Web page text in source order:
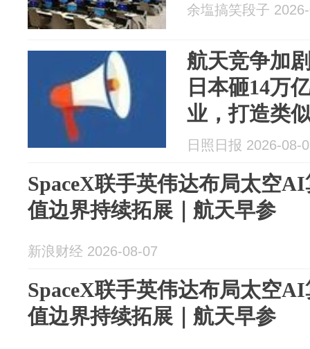
余塩搞笑段子
航天竞争加
日本砸14万
业，打造类
生态，目标
每年30次火
日照日报 2026-08-
SpaceX联手英伟达布局太空
值边界持续拓展｜航天早参
新浪财经 2026-08-07
SpaceX联手英伟达布局太空
值边界持续拓展｜航天早参